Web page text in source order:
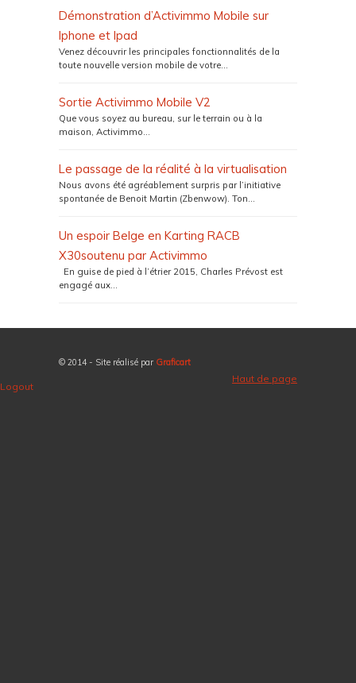
Démonstration d’Activimmo Mobile sur
Iphone et Ipad
Venez découvrir les principales fonctionnalités de la
toute nouvelle version mobile de votre...
Sortie Activimmo Mobile V2
Que vous soyez au bureau, sur le terrain ou à la
maison, Activimmo...
Le passage de la réalité à la virtualisation
Nous avons été agréablement surpris par l’initiative
spontanée de Benoit Martin (Zbenwow). Ton...
Un espoir Belge en Karting RACB
X30soutenu par Activimmo
En guise de pied à l’étrier 2015, Charles Prévost est
engagé aux...
© 2014 - Site réalisé par Graficart
Haut de page
Logout